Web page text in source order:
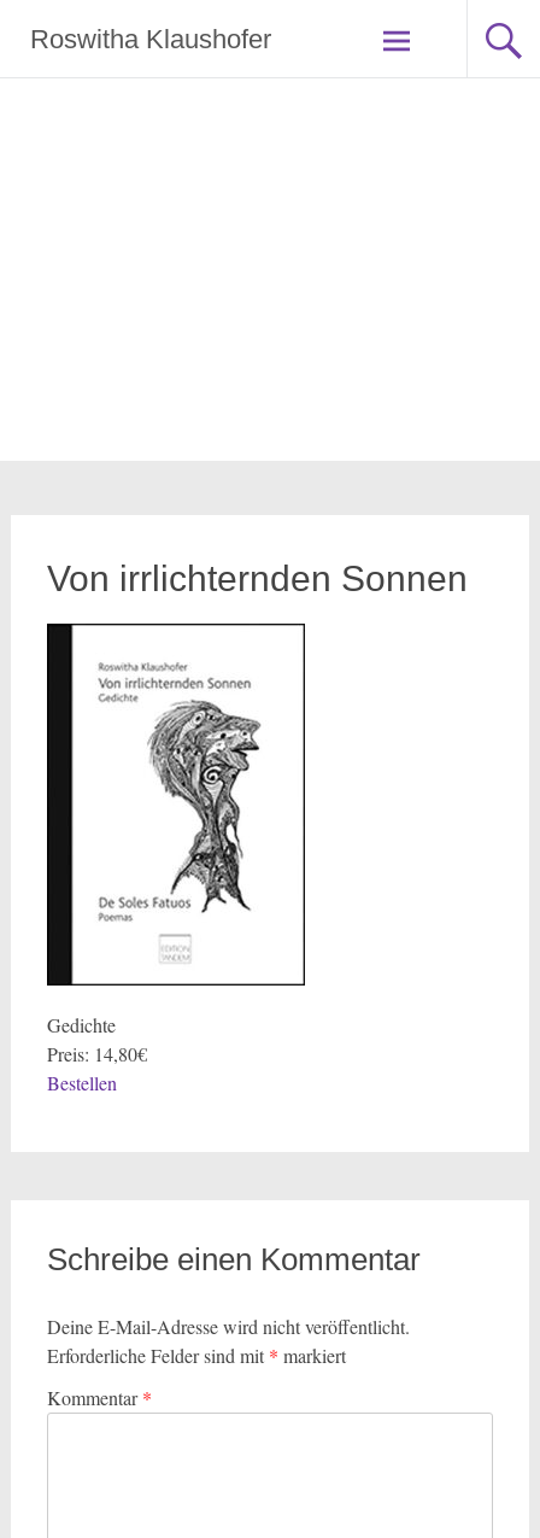
InhaltRoswitha Klaushofer
Von irrlichternden Sonnen
Gedichte
Preis: 14,80€
Bestellen
Schreibe einen Kommentar
Deine E-Mail-Adresse wird nicht veröffentlicht.
Erforderliche Felder sind mit * markiert
Kommentar*